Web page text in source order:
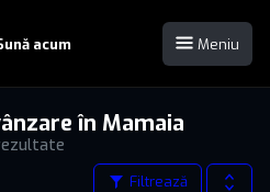
acum Meniu
în Mamaia
Filtrează